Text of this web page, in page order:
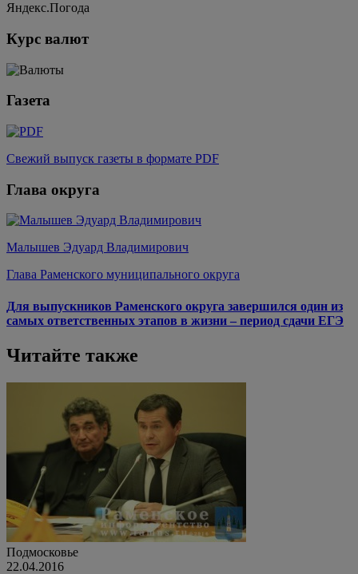
Яндекс.Погода
Курс валют
Газета
Свежий выпуск газеты в формате PDF
Глава округа
Малышев Эдуард Владимирович
Глава Раменского муниципального округа
Для выпускников Раменского округа завершился один из
самых ответственных этапов в жизни – период сдачи ЕГЭ
Читайте также
Подмосковье
22.04.2016